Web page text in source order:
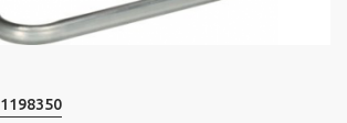
1198350